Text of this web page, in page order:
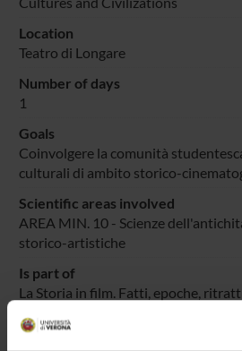
Location
Teatro di Longare
Number of days
1
Goals
Coinvolgere la comunità
culturali di ambito storico-
Scientific areas involved
AREA MIN. 10 - Scienze
storico-artistiche
Is part of
La Storia in film. Fatti, epoche,
Prevalent Category
Organizzazione di concerti,